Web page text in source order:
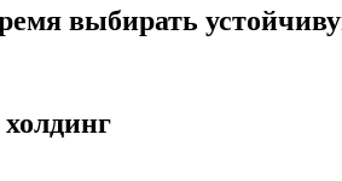
выбирать